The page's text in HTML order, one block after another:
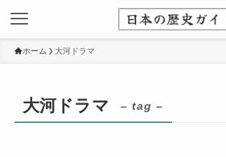
ホーム 大河ドラマ
大河ドラマ – tag –